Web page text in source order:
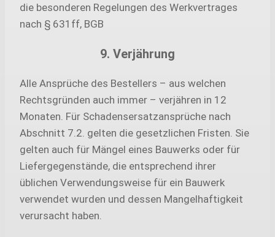
die besonderen Regelungen des Werkvertrages
nach § 631ff, BGB
9. Verjährung
Alle Ansprüche des Bestellers – aus welchen
Rechtsgründen auch immer – verjähren in 12
Monaten. Für Schadensersatzansprüche nach
Abschnitt 7.2. gelten die gesetzlichen Fristen. Sie
gelten auch für Mängel eines Bauwerks oder für
Liefergegenstände, die entsprechend ihrer
üblichen Verwendungsweise für ein Bauwerk
verwendet wurden und dessen Mangelhaftigkeit
verursacht haben.